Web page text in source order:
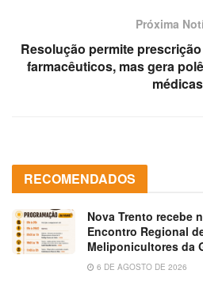
Próxima
Resolução permite
farmacêuticos, mas gera
médicas
RECOMENDADOS
Nova Trento recebe
Encontro Regional
Meliponicultores da
6 DE AGOSTO DE 2026